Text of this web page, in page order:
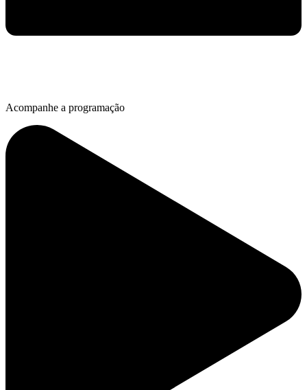
Acompanhe a programação